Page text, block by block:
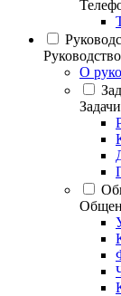
О
Задачи